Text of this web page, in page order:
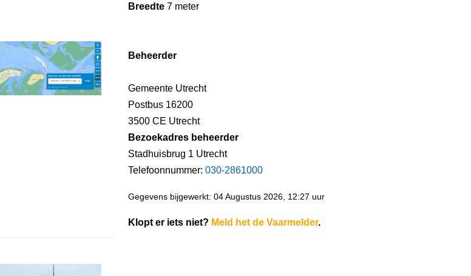
Breedte 7 meter
Beheerder
Gemeente Utrecht
Postbus 16200
3500 CE Utrecht
Bezoekadres beheerder
Stadhuisbrug 1 Utrecht
Telefoonnummer: 030-2861000
Gegevens bijgewerkt: 04 Augustus 2026, 12:27 uur
Klopt er iets niet? Meld het de Vaarmelder.